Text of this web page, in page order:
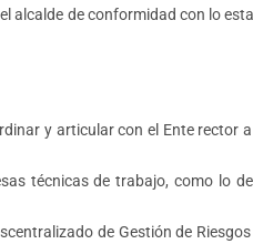
alcalde de conformidad con lo
y articular con el Ente rector
técnicas de trabajo, como lo
de Gestión de Riesgos